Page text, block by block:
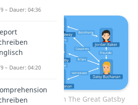
The Great Gatsby
– Dauer: 04:36
– Dauer: 04:20